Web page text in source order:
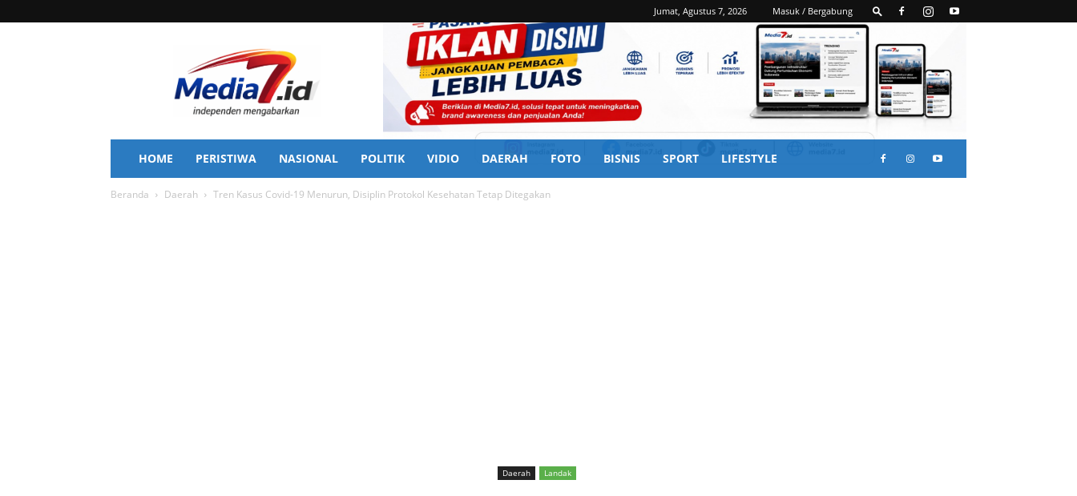
Jumat, Agustus 7, 2026 Masuk / Bergabung
HOME PERISTIWA NASIONAL POLITIK VIDIO DAERAH FOTO BISNIS SPORT LIFESTYLE
Beranda Daerah Tren Kasus Covid-19 Menurun, Disiplin Protokol Kesehatan Tetap Ditegakan
Daerah Landak